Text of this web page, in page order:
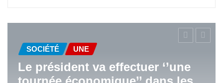
SOCIÉTÉ UNE
président va effectuer ‘’une